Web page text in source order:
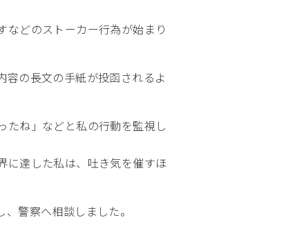
などのストーカー行為が始まり
容の長文の手紙が投函されるよ
たね」などと私の行動を監視し
に達した私は、吐き気を催すほ
警察へ相談しました。